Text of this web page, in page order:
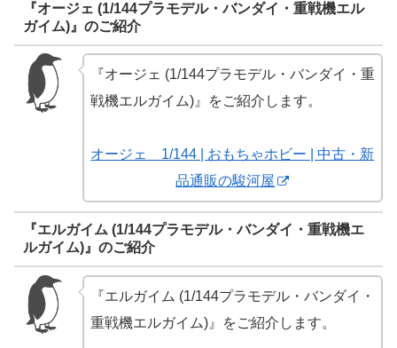
『オージェ (1/144プラモデル・バンダイ・重戦機エル
ガイム)』のご紹介
『オージェ (1/144プラモデル・バンダイ・重
戦機エルガイム)』をご紹介します。
オージェ 1/144 | おもちゃホビー | 中古・新
品通販の駿河屋
『エルガイム (1/144プラモデル・バンダイ・重戦機エ
ルガイム)』のご紹介
『エルガイム (1/144プラモデル・バンダイ・
重戦機エルガイム)』をご紹介します。